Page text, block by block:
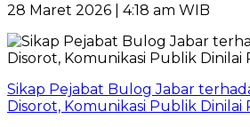
28 Maret 2026 | 4:18 am WIB
Sikap Pejabat Bulog Jabar
Disorot, Komunikasi Publik